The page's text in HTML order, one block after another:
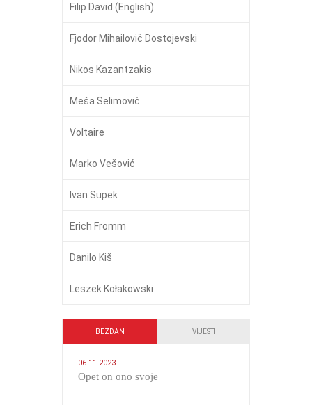
Filip David (English)
Fjodor Mihailovič Dostojevski
Nikos Kazantzakis
Meša Selimović
Voltaire
Marko Vešović
Ivan Supek
Erich Fromm
Danilo Kiš
Leszek Kołakowski
BEZDAN VIJESTI
06.11.2023
​Opet on ono svoje